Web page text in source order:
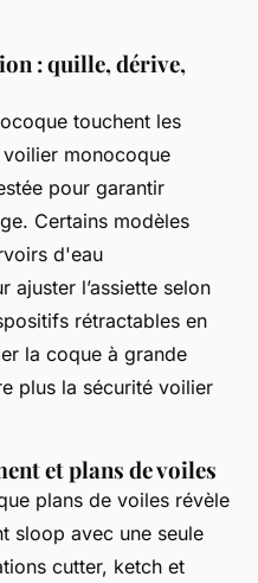
: quille, dérive,
touchent les
monocoque
pour garantir
Certains modèles
d'eau
ajuster l’assiette selon
rétractables en
la coque à grande
plus la sécurité voilier
et plans de voiles
plans de voiles révèle
sloop avec une seule
cutter, ketch et